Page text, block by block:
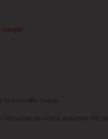
rouge)
nouvelle coque.
de votre ancienne clé